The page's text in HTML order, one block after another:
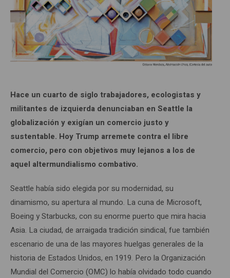
Hace un cuarto de siglo trabajadores, ecologistas y
militantes de izquierda denunciaban en Seattle la
globalización y exigían un comercio justo y
sustentable. Hoy Trump arremete contra el libre
comercio, pero con objetivos muy lejanos a los de
aquel altermundialismo combativo.
Seattle había sido elegida por su modernidad, su
dinamismo, su apertura al mundo. La cuna de Microsoft,
Boeing y Starbucks, con su enorme puerto que mira hacia
Asia. La ciudad, de arraigada tradición sindical, fue también
escenario de una de las mayores huelgas generales de la
historia de Estados Unidos, en 1919. Pero la Organización
Mundial del Comercio (OMC) lo había olvidado todo cuando